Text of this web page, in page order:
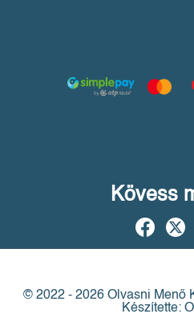
Kövess
© 2022 - 2026 Olvasni Menő
Készítette: